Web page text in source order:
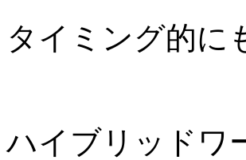
タイミング的に
ハイブリッドワ